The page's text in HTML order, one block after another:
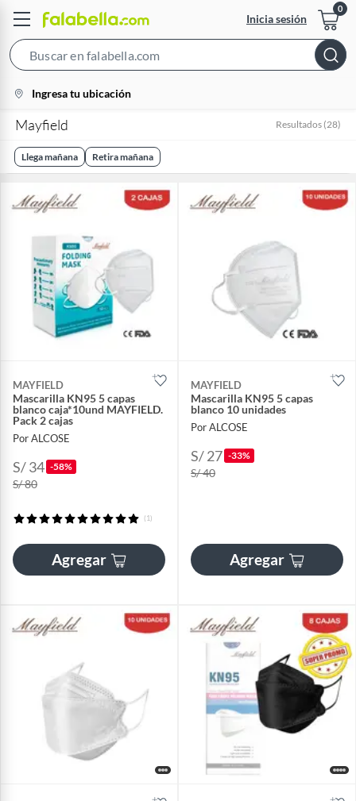
Inicia sesión
Bar
location-
icon
Ingresa tu ubicación
Mayfield Resultados (28)
Llega mañana Retira mañana
MAYFIELD
Mascarilla KN95 5 capas
blanco caja*10und MAYFIELD.
Pack 2 cajas
Por ALCOSE
S/ 34 -58%
S/ 80
(1)
Agregar
MAYFIELD
Mascarilla KN95 5 capas
blanco 10 unidades
Por ALCOSE
S/ 27 -33%
S/ 40
Agregar